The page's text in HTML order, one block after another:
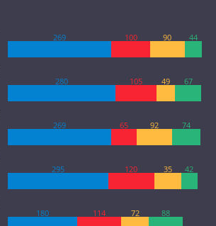
269 100 90 44
280 105 49 67
269 65 92 74
295 120 35 42
180 114 72 88